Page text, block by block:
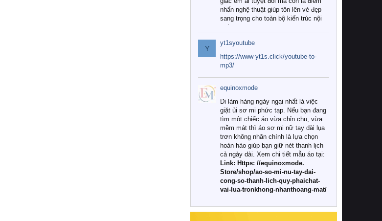
nhấn nghệ thuật giúp tôn lên vẻ đẹp
sang trọng cho toàn bộ kiến trúc nội
Tuy nhiên, giữa thị trường đa dạng
với vô vàn thương hiệu và mẫu mã
như hiện nay, làm thế nào để chọn
được những bộ chăn ga gối đệm cao
cấp thực sự chất lượng, phù hợp với
khí hậu và nhu cầu sử dụng của gia
đình? Hãy cùng chúng tôi đi tìm lời
giải đáp chi tiết qua bài viết dưới đây.
1. Tại sao các gia đình hiện đại lại ưa
chuộng chăn ga gối đệm cao cấp?
Khác với các dòng sản phẩm thông
thường, những bộ chăn ga gối đệm
cao cấp trải qua quy trình sản xuất
nghiêm ngặt từ khâu chọn lọc nguyên
liệu tự nhiên đến công nghệ dệt
nhuộm hiện đại không chứa hóa chất
này, bạn sẽ cảm nhận rõ rệt sự khác
Y
yt1syoutube
https://www-yt1s.click/youtube-to-
mp3/
equinoxmode
Đi làm hàng ngày ngại nhất là việc
giặt ủi sơ mi phức tạp. Nếu bạn đang
tìm một chiếc áo vừa chỉn chu, vừa
mềm mát thì áo sơ mi nữ tay dài lụa
trơn không nhăn chính là lựa chọn
hoàn hảo giúp bạn giữ nét thanh lịch
cả ngày dài. Xem chi tiết mẫu áo tại:
Link: Https: //equinoxmode.
Store/shop/ao-so-mi-nu-tay-dai-
cong-so-thanh-lich-quy-phaichat-
vai-lua-tronkhong-nhanthoang-mat/